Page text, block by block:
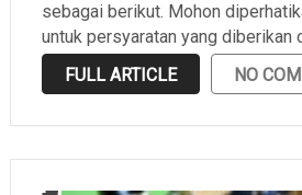
sebagai berikut. Mohon
untuk persyaratan yang diberikan
sebelum melamar.
FULL ARTICLE NO